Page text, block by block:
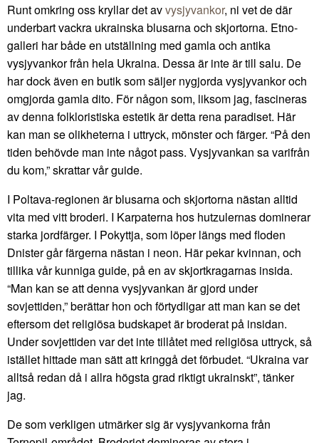
Runt omkring oss kryllar det avvysjyvankor, ni vet de där
underbart vackra ukrainska blusarna och skjortorna. Etno-
galleri har både en utställning med gamla och antika
vysjyvankor från hela Ukraina. Dessa är inte är till salu. De
har dock även en butik som säljer nygjorda vysjyvankor och
omgjorda gamla dito. För någon som, liksom jag, fascineras
av denna folkloristiska estetik är detta rena paradiset. Här
kan man se olikheterna i uttryck, mönster och färger. “På den
tiden behövde man inte något pass. Vysjyvankan sa varifrån
du kom,” skrattar vår guide.
I Poltava-regionen är blusarna och skjortorna nästan alltid
vita med vitt broderi. I Karpaterna hos hutzulernas dominerar
starka jordfärger. I Pokyttja, som löper längs med floden
Dnister går färgerna nästan i neon. Här pekar kvinnan, och
tillika vår kunniga guide, på en av skjortkragarnas insida.
“Man kan se att denna vysjyvankan är gjord under
sovjettiden,” berättar hon och förtydligar att man kan se det
eftersom det religiösa budskapet är broderat på insidan.
Under sovjettiden var det inte tillåtet med religiösa uttryck, så
istället hittade man sätt att kringgå det förbudet. “Ukraina var
alltså redan då i allra högsta grad riktigt ukrainskt”, tänker
jag.
De som verkligen utmärker sig är vysjyvankorna från